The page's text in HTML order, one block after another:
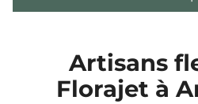
Artisans
Florajet à